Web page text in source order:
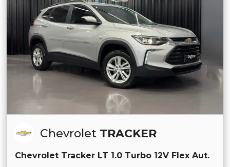
Chevrolet TRACKER
Chevrolet Tracker LT 1.0 Turbo 12V Flex Aut.